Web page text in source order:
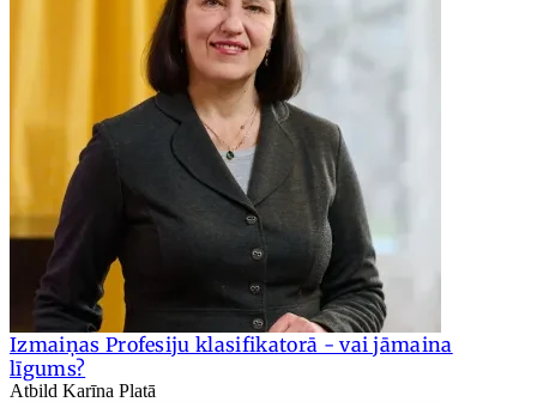
Izmaiņas Profesiju klasifikatorā - vai jāmaina
līgums?
Atbild Karīna Platā